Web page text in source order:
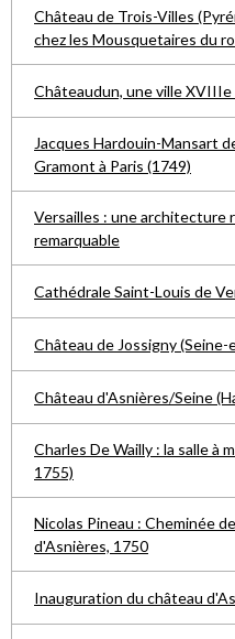
Château de Trois-Villes
chez les Mousquetaires du
Châteaudun, une ville XVIIIe
Jacques Hardouin-Mansart
Gramont à Paris (1749)
Versailles : une
remarquable
Cathédrale Saint-Louis de
Château de Jossigny (Seine-
Château d'Asnières/Seine
Charles De Wailly : la salle à
1755)
Nicolas Pineau : Cheminée
d'Asnières, 1750
Inauguration du château